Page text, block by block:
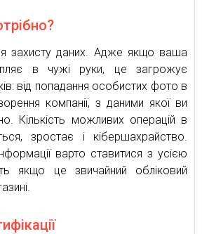
захисту даних. Адже якщо ваша
в чужі руки, це загрожує
від попадання особистих фото в
компанії, з даними якої ви
Кількість можливих операцій в
зростає і кібершахрайство.
варто ставитися з усією
якщо це звичайний обліковий